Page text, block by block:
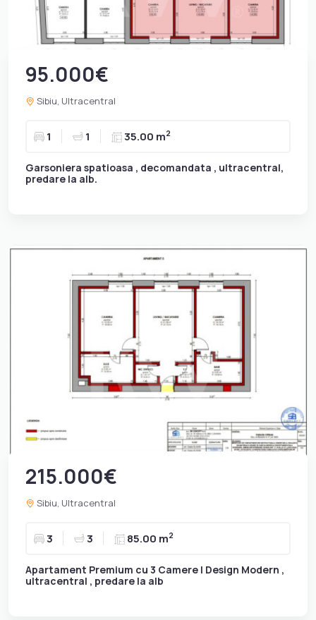
95.000€
Sibiu, Ultracentral
1 1 35.00 m2
Garsoniera spatioasa , decomandata , ultracentral,
predare la alb.
215.000€
Sibiu, Ultracentral
3 3 85.00 m2
Apartament Premium cu 3 Camere | Design Modern ,
ultracentral , predare la alb